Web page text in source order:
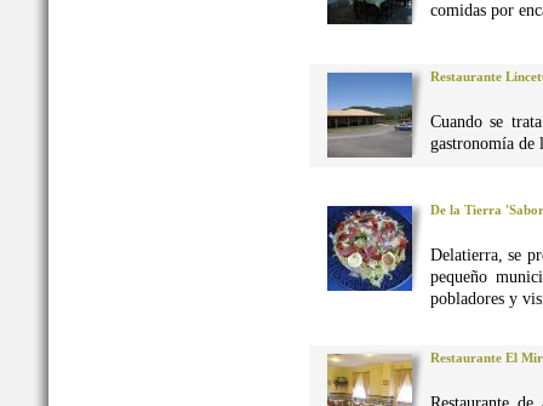
comidas por
Restaurante
Cuando se
gastronomía de
De la Tierra
Delatierra, se
pequeño
pobladores y
Restaurante El